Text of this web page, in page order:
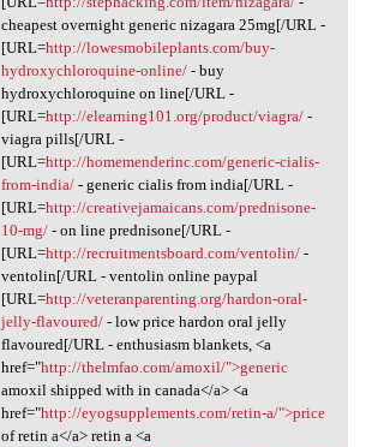
cheapest overnight generic nizagara 25mg[/URL -
[URL=http://lowesmobileplants.com/buy-
hydroxychloroquine-online/- buy
hydroxychloroquine on line[/URL -
[URL=http://elearning101.org/product/viagra/-
viagra pills[/URL -
[URL=http://homemenderinc.com/generic-cialis-
from-india/- generic cialis from india[/URL -
[URL=http://creativejamaicans.com/prednisone-
10-mg/- on line prednisone[/URL -
[URL=http://recruitmentsboard.com/ventolin/-
ventolin[/URL - ventolin online paypal
[URL=http://veteranparenting.org/hardon-oral-
jelly-flavoured/- low price hardon oral jelly
flavoured[/URL - enthusiasm blankets, <a
href="http://thelmfao.com/amoxil/">generic
amoxil shipped with in canada</a> <a
href="http://eyogsupplements.com/retin-a/">price
of retin a</a> retin a <a